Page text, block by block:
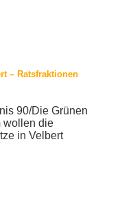
– Ratsfraktionen
90/Die Grünen
wollen die
in Velbert